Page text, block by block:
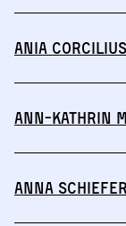
Ania Corcilius
Ann-Kathrin
Anna Schiefer